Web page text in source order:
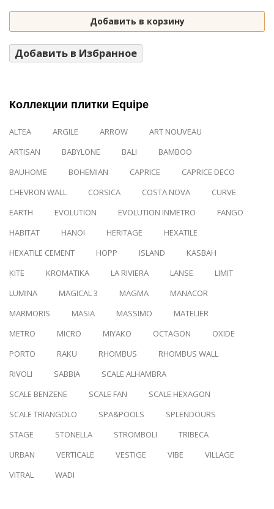
Добавить в корзину
Добавить в Избранное
Коллекции плитки Equipe
ALTEA ARGILE ARROW
ART NOUVEAU
ARTISAN
BABYLONE BALI
BAMBOO
BAUHOME
BOHEMIAN CAPRICE
CAPRICE DECO
CHEVRON WALL
CORSICA COSTA NOVA
CURVE
EARTH
EVOLUTION EVOLUTION INMETRO
FANGO
HABITAT
HANOI HERITAGE
HEXATILE
HEXATILE CEMENT
HOPP ISLAND
KASBAH
KITE
KROMATIKA LA RIVIERA LANSE
LIMIT
LUMINA
MAGICAL 3 MAGMA
MANACOR
MARMORIS
MASIA MASSIMO
MATELIER
METRO
MICRO MIYAKO OCTAGON
OXIDE
PORTO
RAKU RHOMBUS
RHOMBUS WALL
RIVOLI
SABBIA
SCALE ALHAMBRA
SCALE BENZENE
SCALE FAN
SCALE HEXAGON
SCALE TRIANGOLO
SPA&POOLS
SPLENDOURS
STAGE
STONELLA STROMBOLI
TRIBECA
URBAN
VERTICALE VESTIGE VIBE
VILLAGE
VITRAL
WADI